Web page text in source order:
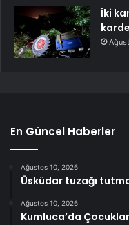
İki
En Güncel Haberler
Ağustos 10, 2026
Üsküdar tuzağı
Ağustos 10, 2026
Kumluca’da